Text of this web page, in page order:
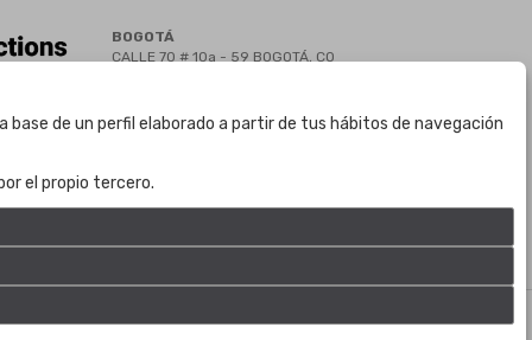
BOGOTÁ
CALLE 70 # 10a - 59 BOGOTÁ, CO
(+57) 301 271 1444
info@bogotaauctions.com
de un perfil elaborado a partir de tus hábitos de navegación
el propio tercero.